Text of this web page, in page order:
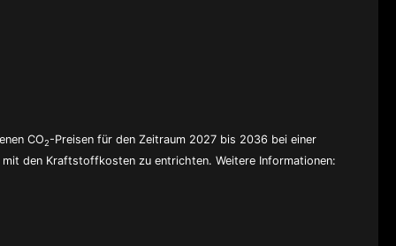
CO2-Preisen für den Zeitraum 2027 bis 2036 bei einer
mit den Kraftstoffkosten zu entrichten. Weitere Informationen: